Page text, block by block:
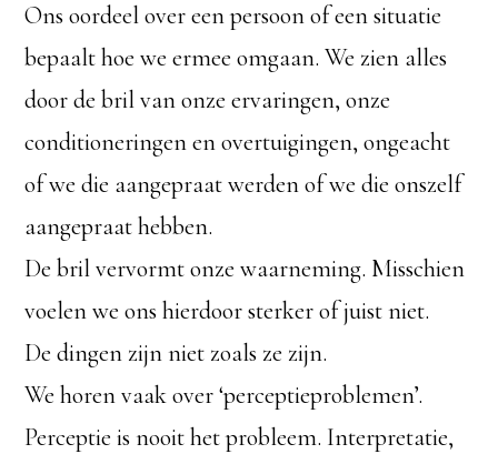
Ons oordeel over een persoon of een situatie
bepaalt hoe we ermee omgaan. We zien alles
door de bril van onze ervaringen, onze
conditioneringen en overtuigingen, ongeacht
of we die aangepraat werden of we die onszelf
aangepraat hebben.
De bril vervormt onze waarneming. Misschien
voelen we ons hierdoor sterker of juist niet.
De dingen zijn niet zoals ze zijn.
We horen vaak over ‘perceptieproblemen’.
Perceptie is nooit het probleem. Interpretatie,